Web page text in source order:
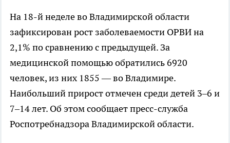
На 18-й неделе во Владимирской области
зафиксирован рост заболеваемости ОРВИ на
2,1% по сравнению с предыдущей. За
медицинской помощью обратились 6920
человек, из них 1855 — во Владимире.
Наибольший прирост отмечен среди детей 3–6 и
7–14 лет. Об этом сообщает пресс-служба
Роспотребнадзора Владимирской области.